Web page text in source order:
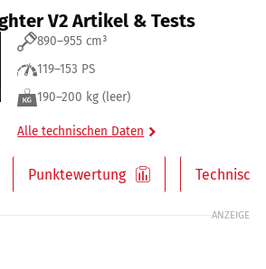
V2 Artikel & Tests
890–955 cm³
119–153 PS
190–200 kg (leer)
Alle technischen Daten
Punktewertung
ANZEIGE